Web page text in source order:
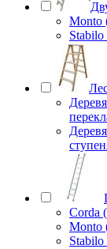
Monto
Corda
Monto